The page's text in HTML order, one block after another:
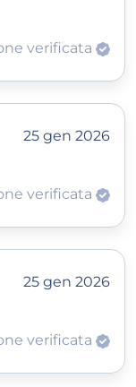
verificata
25 gen 2026
verificata
25 gen 2026
verificata